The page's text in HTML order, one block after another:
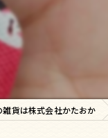
雑貨は株式会社かたおか